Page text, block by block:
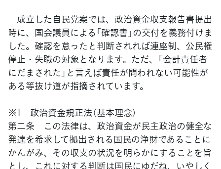
成立した自民党案では、政治資金収支報告書提出
時に、国会議員による「確認書」の交付を義務付けま
した。確認を怠ったと判断されれば連座制、公民権
停止・失職の対象となります。ただ、「会計責任者
にだまされた」と言えば責任が問われない可能性が
ある等抜け道が指摘されています。
※1 政治資金規正法（基本理念）
第二条 この法律は、政治資金が民主政治の健全な
発達を希求して拠出される国民の浄財であることに
かんがみ、その収支の状況を明らかにすることを旨
とし、これに対する判断は国民にゆだね、いやしく